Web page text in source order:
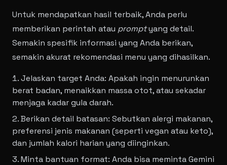
Untuk mendapatkan hasil terbaik, Anda perlu
memberikan perintah atau promptyang detail.
Semakin spesifik informasi yang Anda berikan,
semakin akurat rekomendasi menu yang dihasilkan.
Jelaskan target Anda: Apakah ingin menurunkan
berat badan, menaikkan massa otot, atau sekadar
menjaga kadar gula darah.
Berikan detail batasan: Sebutkan alergi makanan,
preferensi jenis makanan (seperti vegan atau keto),
dan jumlah kalori harian yang diinginkan.
Minta bantuan format: Anda bisa meminta Gemini